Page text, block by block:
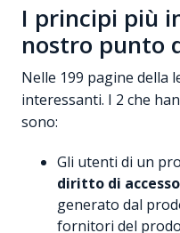
I principi più
nostro punto
Nelle 199 pagine della
interessanti. I 2 che
sono:
Gli utenti di un
diritto di
generato dal
fornitori del